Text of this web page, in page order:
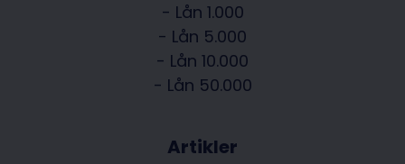
- Lån 1.000
- Lån 5.000
- Lån 10.000
- Lån 50.000
Artikler